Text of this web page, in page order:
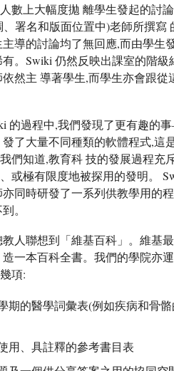
數上大幅度拋 離學生發起的討
署名和版面位置中)老師所撰寫
導的討論均了無回應,而由學生
。Swiki 仍然反映出課室的階級
然主 導著學生,而學生亦會跟從
的過程中,我們發現了更有趣的
了大量不同種類的軟體程式,這
們知道,教育科 技的發展過程充
或極有限度地被探用的發明。
同時研發了一系列供教學用的
。
人聯想到「維基百科」。維基
一本百科全書。我們的學院亦
項:
期的醫學詞彙表(例如疾病和骨
用、具註釋的參考書目表